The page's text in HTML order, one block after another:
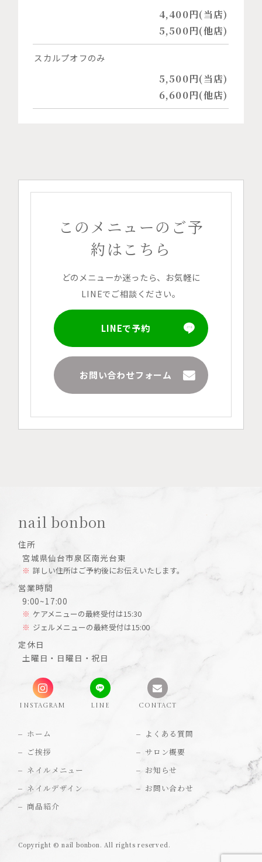
4,400円(当店)
5,500円(他店)
スカルプオフのみ
5,500円(当店)
6,600円(他店)
このメニューのご予
約はこちら
どのメニューか迷ったら、お気軽に
LINEでご相談ください。
LINEで予約
お問い合わせフォーム
nail bonbon
住所
宮城県仙台市泉区南光台東
詳しい住所はご予約後にお伝えいたします。
営業時間
9:00~17:00
ケアメニューの最終受付は15:30
ジェルメニューの最終受付は15:00
定休日
土曜日・日曜日・祝日
INSTAGRAM LINE CONTACT
ホーム
ご挨拶
ネイルメニュー
ネイルデザイン
商品紹介
よくある質問
サロン概要
お知らせ
お問い合わせ
Copyright © nail bonbon. All rights reserved.